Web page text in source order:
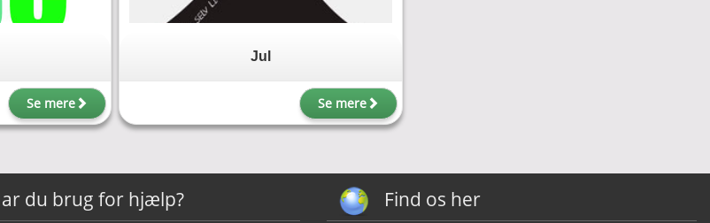
Se mere
Jul
Se mere
du brug for hjælp? Find os her